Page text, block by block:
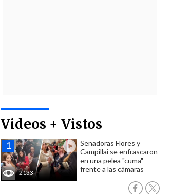
Videos + Vistos
2133
Senadoras Flores y
Campillai se enfrascaron
en una pelea "cuma"
frente a las cámaras